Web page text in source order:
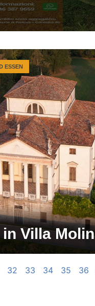
Villa Molin
ESSEN
32 33 34 35 36